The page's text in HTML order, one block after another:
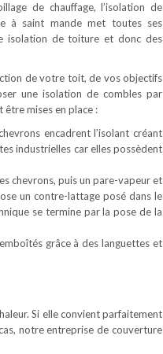
de chauffage, l’isolation de
à saint mande met toutes ses
isolation de toiture et donc des
de votre toit, de vos objectifs
une isolation de combles par
être mises en place :
encadrent l’isolant créant
industrielles car elles possèdent
chevrons, puis un pare-vapeur et
un contre-lattage posé dans le
se termine par la pose de la
grâce à des languettes et
Si elle convient parfaitement
notre entreprise de couverture